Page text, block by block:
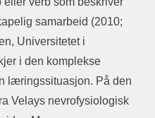
samarbeid (2010;
Universitetet i
i den komplekse
læringssituasjon. På den
Velays nevrofysiologisk